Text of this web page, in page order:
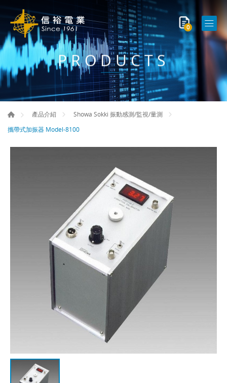
0
PRODUCTS
產品介紹
Showa Sokki 振動感測/監視/量測
攜帶式加振器 Model-8100